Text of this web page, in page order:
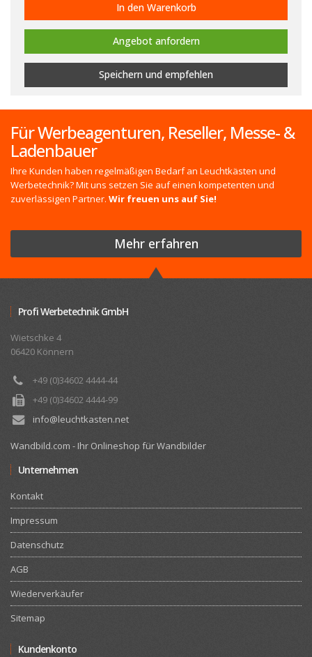
In den Warenkorb
Angebot anfordern
Speichern und empfehlen
Für Werbeagenturen, Reseller, Messe- &
Ladenbauer
Ihre Kunden haben regelmäßigen Bedarf an Leuchtkästen und
Werbetechnik? Mit uns setzen Sie auf einen kompetenten und
zuverlässigen Partner. Wir freuen uns auf Sie!
Mehr erfahren
Profi Werbetechnik GmbH
Wietschke 4
06420 Könnern
+49 (0)34602 4444-44
+49 (0)34602 4444-99
info@leuchtkasten.net
Wandbild.com - Ihr Onlineshop für Wandbilder
Unternehmen
Kontakt
Impressum
Datenschutz
AGB
Wiederverkäufer
Sitemap
Kundenkonto